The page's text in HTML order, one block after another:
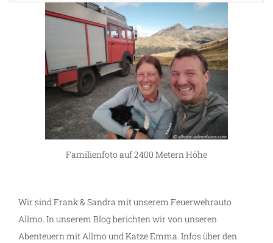
Familienfoto auf 2400 Metern Höhe
Wir sind Frank & Sandra mit unserem Feuerwehrauto
Allmo. In unserem Blog berichten wir von unseren
Abenteuern mit Allmo und Katze Emma. Infos über den